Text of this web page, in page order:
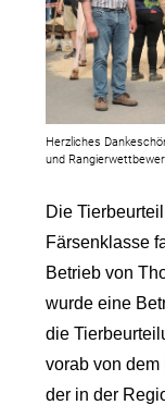
Herzliches
und
Die
Färsenklasse
Betrieb von
wurde eine
die
vorab von
der in der